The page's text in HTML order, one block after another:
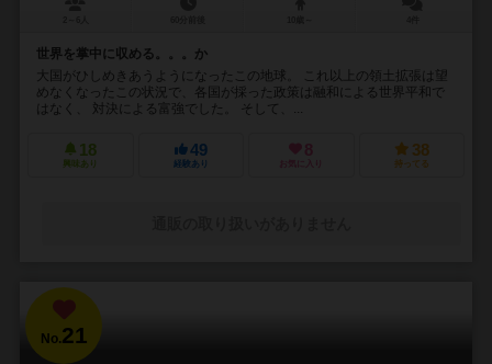
世界を掌中に収める。。。か
大国がひしめきあうようになったこの地球。 これ以上の領土拡張は望
めなくなったこの状況で、各国が採った政策は融和による世界平和で
はなく、 対決による富強でした。 そして、...
18
興味あり
49
経験あり
8
お気に入り
38
持ってる
No.21